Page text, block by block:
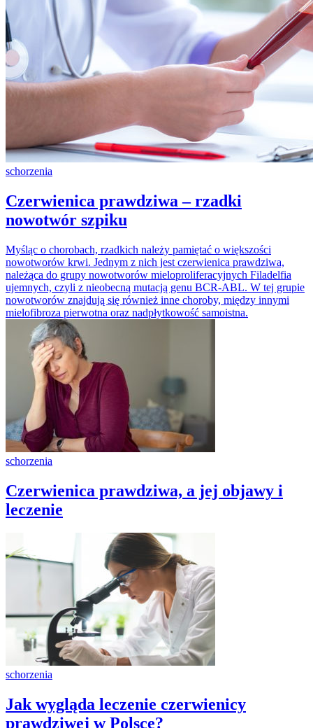
schorzenia
Czerwienica prawdziwa – rzadki
nowotwór szpiku
Myśląc o chorobach, rzadkich należy pamiętać o większości
nowotworów krwi. Jednym z nich jest czerwienica prawdziwa,
należąca do grupy nowotworów mieloproliferacyjnych Filadelfia
ujemnych, czyli z nieobecną mutacją genu BCR-ABL. W tej grupie
nowotworów znajdują się również inne choroby, między innymi
mielofibroza pierwotna oraz nadpłytkowość samoistna.
schorzenia
Czerwienica prawdziwa, a jej objawy i
leczenie
schorzenia
Jak wygląda leczenie czerwienicy
prawdziwej w Polsce?